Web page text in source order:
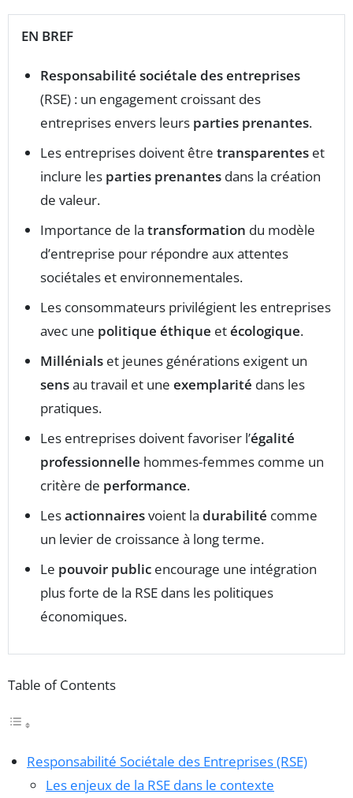
EN BREF
Responsabilité sociétale des entreprises
(RSE) : un engagement croissant des
entreprises envers leurs parties prenantes.
Les entreprises doivent être transparentes et
inclure les parties prenantes dans la création
de valeur.
Importance de la transformation du modèle
d’entreprise pour répondre aux attentes
sociétales et environnementales.
Les consommateurs privilégient les entreprises
avec une politique éthique etécologique.
Millénials et jeunes générations exigent un
sensau travail et une exemplarité dans les
pratiques.
Les entreprises doivent favoriser l’égalité
professionnelle hommes-femmes comme un
critère de performance.
Lesactionnairesvoient la durabilité comme
un levier de croissance à long terme.
Le pouvoir public encourage une intégration
plus forte de la RSE dans les politiques
économiques.
Table of Contents
Responsabilité Sociétale des Entreprises (RSE)
Les enjeux de la RSE dans le contexte